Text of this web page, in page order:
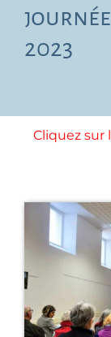
2023
Cliquez sur